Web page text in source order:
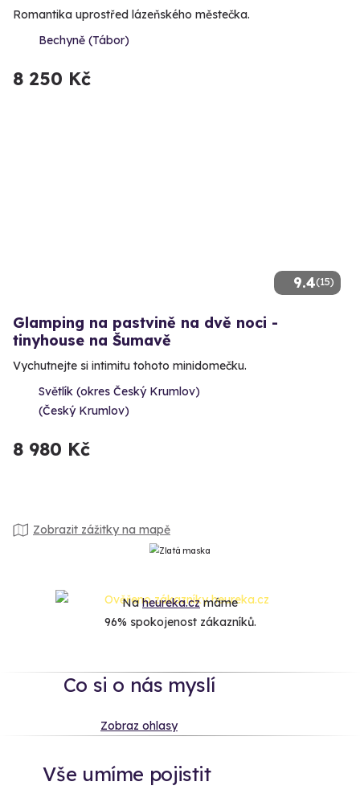
Romantika uprostřed lázeňského městečka.
Bechyně (Tábor)
8 250 Kč
9.4(15)
Glamping na pastvině na dvě noci -
tinyhouse na Šumavě
Vychutnejte si intimitu tohoto minidomečku.
Světlík (okres Český Krumlov)
(Český Krumlov)
8 980 Kč
Zobrazit zážitky na mapě
Naheureka.czmáme
96% spokojenost zákazníků.
Co si o nás myslí
Zobraz ohlasy
Vše umíme pojistit